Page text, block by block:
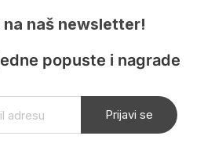
naš newsletter!
popuste i nagrade
Prijavi se